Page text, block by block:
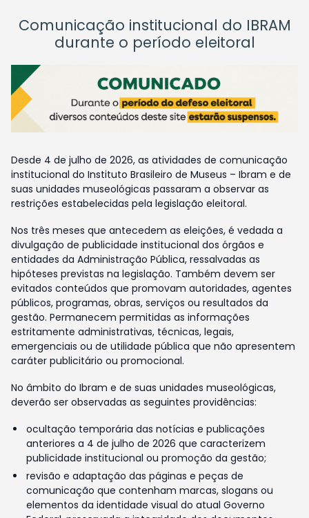
Comunicação institucional do IBRAM
durante o período eleitoral
Desde 4 de julho de 2026, as atividades de comunicação
institucional do Instituto Brasileiro de Museus – Ibram e de
suas unidades museológicas passaram a observar as
restrições estabelecidas pela legislação eleitoral.
Nos três meses que antecedem as eleições, é vedada a
divulgação de publicidade institucional dos órgãos e
entidades da Administração Pública, ressalvadas as
hipóteses previstas na legislação. Também devem ser
evitados conteúdos que promovam autoridades, agentes
públicos, programas, obras, serviços ou resultados da
gestão. Permanecem permitidas as informações
estritamente administrativas, técnicas, legais,
emergenciais ou de utilidade pública que não apresentem
caráter publicitário ou promocional.
No âmbito do Ibram e de suas unidades museológicas,
deverão ser observadas as seguintes providências:
ocultação temporária das notícias e publicações
anteriores a 4 de julho de 2026 que caracterizem
publicidade institucional ou promoção da gestão;
revisão e adaptação das páginas e peças de
comunicação que contenham marcas, slogans ou
elementos da identidade visual do atual Governo